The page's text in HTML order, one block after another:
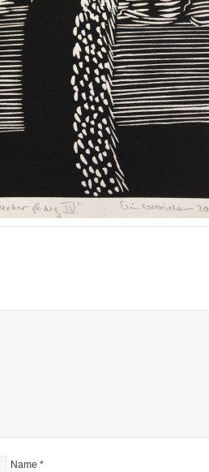
Name *